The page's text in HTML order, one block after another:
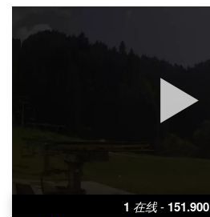
1 在线 - 151.900